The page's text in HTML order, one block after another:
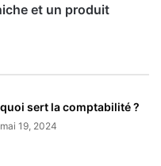
et un produit
sert la comptabilité ?
mai 19, 2024